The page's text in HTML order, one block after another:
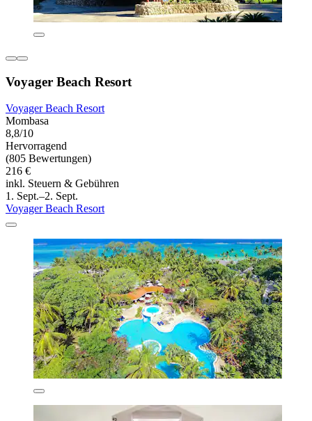
Voyager Beach Resort
Voyager Beach Resort
Mombasa
8,8/10
Hervorragend
(805 Bewertungen)
216 €
inkl. Steuern & Gebühren
1. Sept.–2. Sept.
Voyager Beach Resort